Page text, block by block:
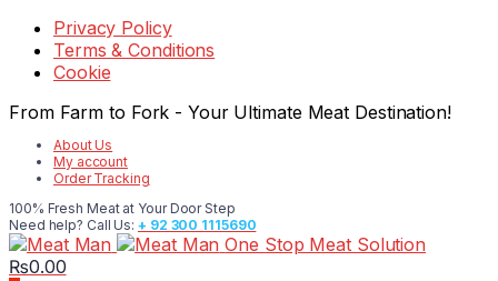
Privacy Policy
Terms & Conditions
Cookie
From Farm to Fork - Your Ultimate Meat Destination!
About Us
My account
Order Tracking
100% Fresh Meat at Your Door Step
Need help? Call Us: + 92 300 1115690
One Stop Meat Solution
₨0.00